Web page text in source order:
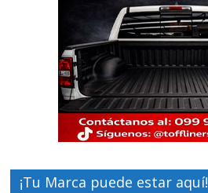
¡Tu Marca puede estar aquí!